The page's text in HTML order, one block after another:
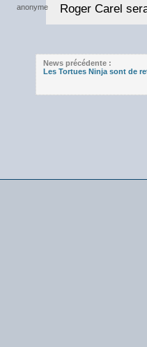
Roger Carel
News précédente :
Les Tortues Ninja sont de